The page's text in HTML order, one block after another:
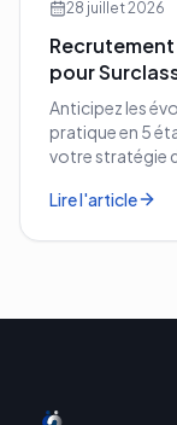
28 juillet 2026
Recrutement
pour
Anticipez les
pratique en 5
votre stratégie
Lire l'article